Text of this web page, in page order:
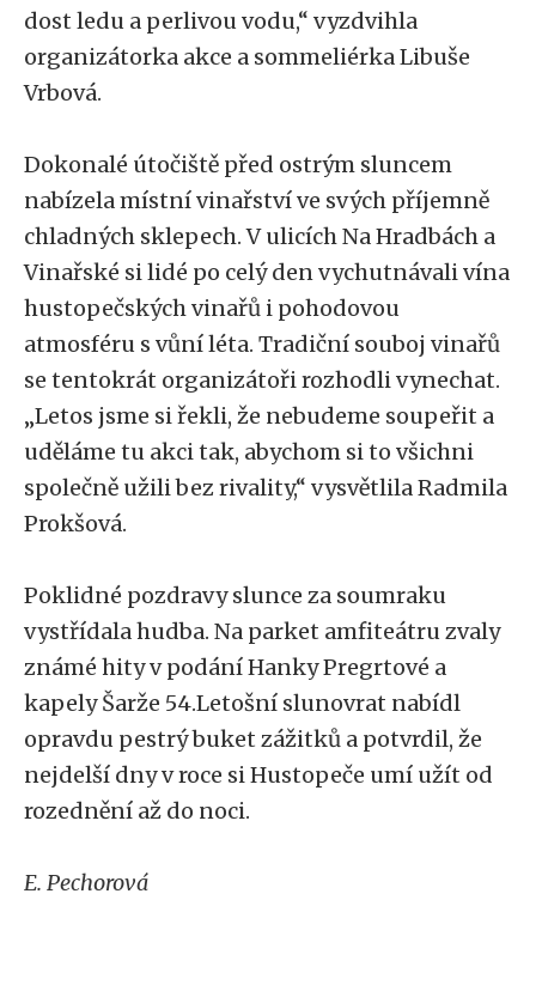
dost ledu a perlivou vodu,“ vyzdvihla
organizátorka akce a sommeliérka Libuše
Vrbová.
Dokonalé útočiště před ostrým sluncem
nabízela místní vinařství ve svých příjemně
chladných sklepech. V ulicích Na Hradbách a
Vinařské si lidé po celý den vychutnávali vína
hustopečských vinařů i pohodovou
atmosféru s vůní léta. Tradiční souboj vinařů
se tentokrát organizátoři rozhodli vynechat.
„Letos jsme si řekli, že nebudeme soupeřit a
uděláme tu akci tak, abychom si to všichni
společně užili bez rivality,“ vysvětlila Radmila
Prokšová.
Poklidné pozdravy slunce za soumraku
vystřídala hudba. Na parket amfiteátru zvaly
známé hity v podání Hanky Pregrtové a
kapely Šarže 54.Letošní slunovrat nabídl
opravdu pestrý buket zážitků a potvrdil, že
nejdelší dny v roce si Hustopeče umí užít od
rozednění až do noci.
E. Pechorová